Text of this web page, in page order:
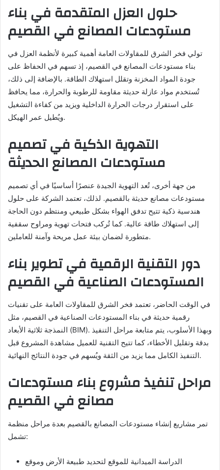
حلول العزل المتقدمة في بناء
مستودعات المصانع في القصيم
تولي فخر الشرق للمقاولات العامة أهمية كبيرة لأنظمة العزل في
بناء مستودعات المصانع في القصيم، إذ تسهم في الحفاظ على
جودة المواد المخزنة وتقلل استهلاك الطاقة. بالإضافة إلى ذلك،
تُستخدم مواد عازلة حديثة مقاومة للرطوبة والحرارة، مما يحافظ
على استقرار درجات الحرارة الداخلية ويزيد من كفاءة التشغيل
ويُطيل عمر الهيكل.
التهوية الذكية في تصميم
مستودعات المصانع الحديثة
من جهة أخرى، تُعد التهوية الجيدة عنصرًا أساسيًا في أي تصميم
مستودعات مصانع حديثة بالقصيم. لذلك، تعتمد الشركة على حلول
هندسية ذكية تتيح تدفق الهواء بشكل طبيعي ومنتظم دون الحاجة
إلى استهلاك طاقة عالية. كما تُركب فتحات تهوية ومراوح سقفية
متطورة لضمان بيئة عمل مريحة وآمنة للعاملين.
دور التقنية الرقمية في تطوير بناء
المستودعات الصناعية في القصيم
في الوقت الحاضر، تعتمد فخر الشرق للمقاولات العامة على تقنيات
رقمية حديثة في بناء المستودعات الصناعية في القصيم، مثل
النمذجة ثلاثية الأبعاد (BIM). وبهذا الأسلوب، يتم متابعة مراحل التنفيذ
بدقة وتقليل الأخطاء، كما تتيح التقنية للعميل مشاهدة المشروع قبل
التنفيذ الكامل مما يزيد من الثقة ويُسهم في جودة النتائج النهائية.
مراحل تنفيذ مشروع بناء مستودعات
مصانع في القصيم
تمر مشاريع إنشاء مستودعات المصانع بالقصيم بعدة مراحل منظمة
تشمل:
الدراسة الميدانية للموقع لتحديد طبيعة الأرض وموقع